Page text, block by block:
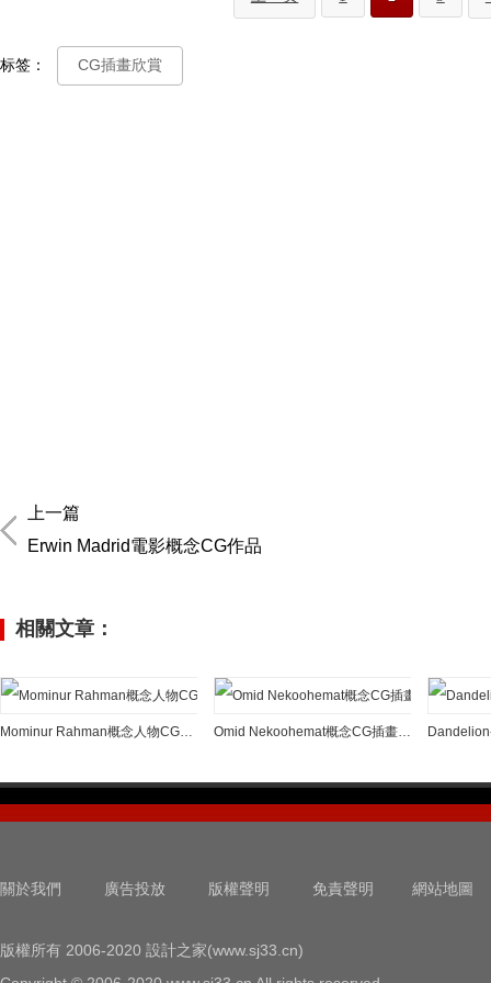
标签： CG插畫欣賞
上一篇
Erwin Madrid電影概念CG作品
相關文章：
Mominur Rahman概念人物CG插畫欣賞 Omid Nekoohemat概念CG插畫欣賞
關於我們 廣告投放 版權聲明 免責聲明 網站地圖
版權所有 2006-2020 設計之家(www.sj33.cn)